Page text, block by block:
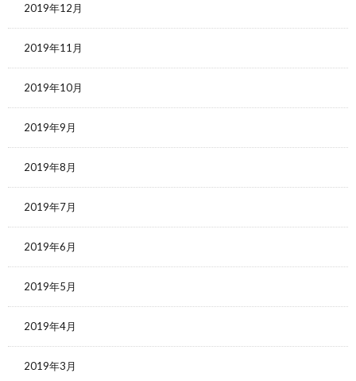
2019年12月
2019年11月
2019年10月
2019年9月
2019年8月
2019年7月
2019年6月
2019年5月
2019年4月
2019年3月